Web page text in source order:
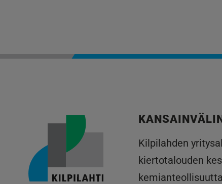
Kilpilahden
kiertotalouden